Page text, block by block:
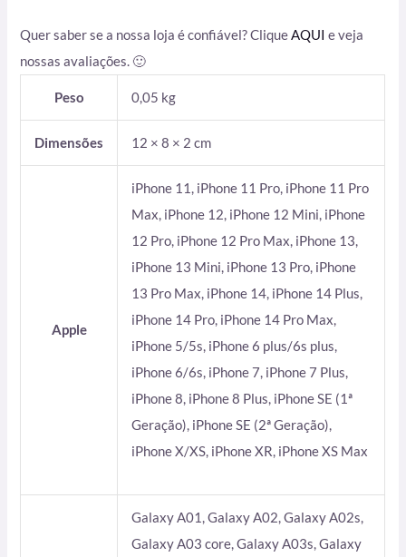
Quer saber se a nossa loja é confiável? CliqueAQUI e veja
nossas avaliações. 🙂
Peso 0,05 kg
Dimensões 12 × 8 × 2 cm
Apple
iPhone 11, iPhone 11 Pro, iPhone 11 Pro
Max, iPhone 12, iPhone 12 Mini, iPhone
12 Pro, iPhone 12 Pro Max, iPhone 13,
iPhone 13 Mini, iPhone 13 Pro, iPhone
13 Pro Max, iPhone 14, iPhone 14 Plus,
iPhone 14 Pro, iPhone 14 Pro Max,
iPhone 5/5s, iPhone 6 plus/6s plus,
iPhone 6/6s, iPhone 7, iPhone 7 Plus,
iPhone 8, iPhone 8 Plus, iPhone SE (1ª
Geração), iPhone SE (2ª Geração),
iPhone X/XS, iPhone XR, iPhone XS Max
Galaxy A01, Galaxy A02, Galaxy A02s,
Galaxy A03 core, Galaxy A03s, Galaxy